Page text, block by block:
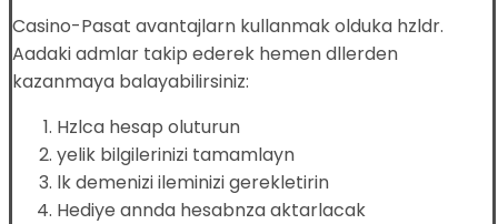
Casino-Pasat avantajlarn kullanmak olduka hzldr.
Aadaki admlar takip ederek hemen dllerden
kazanmaya balayabilirsiniz:
Hzlca hesap oluturun
yelik bilgilerinizi tamamlayn
lk demenizi ileminizi gerekletirin
Hediye annda hesabnza aktarlacak